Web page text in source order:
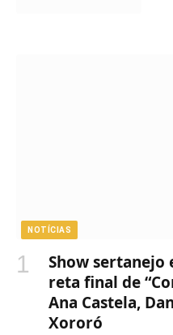
NOTÍCIAS
Show sertanejo
reta final de
Ana Castela,
Xororó